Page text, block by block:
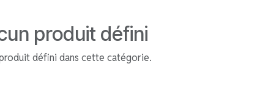
produit défini
défini dans cette catégorie.